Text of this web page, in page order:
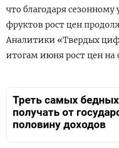
что благодаря
фруктов рост цен
Аналитики «Твердых
итогам июня рост цен на
Треть самых
получать от
половину доходов